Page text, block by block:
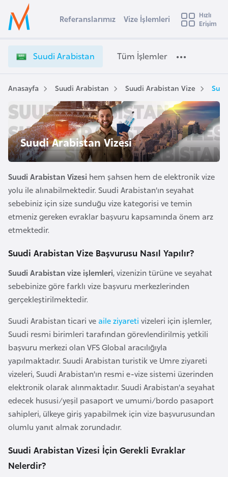
Ülke Seçimi
Başvuru yapmak istediğiniz ülkeyi seçin
Üye
Girişi
u
d
i
A
a
b
i
s
t
a
n
V
i
z
ş
l
e
m
l
e
r
i
e
t
i
ş
i
Referanslarımız Vize İşlemleri
Hızlı
Erişim
Suudi Arabistan Tüm İşlemler
Anasayfa Suudi Arabistan Suudi Arabistan Vize
Suudi Arabistan Vizesi
Suudi Arabistan Vizesi hem şahsen hem de elektronik vize
yolu ile alınabilmektedir. Suudi Arabistan’ın seyahat
sebebiniz için size sunduğu vize kategorisi ve temin
etmeniz gereken evraklar başvuru kapsamında önem arz
etmektedir.
Suudi Arabistan Vize Başvurusu Nasıl Yapılır?
Suudi Arabistan vize işlemleri, vizenizin türüne ve seyahat
sebebinize göre farklı vize başvuru merkezlerinden
gerçekleştirilmektedir.
Suudi Arabistan ticari ve aile ziyareti vizeleri için işlemler,
Suudi resmi birimleri tarafından görevlendirilmiş yetkili
başvuru merkezi olan VFS Global aracılığıyla
yapılmaktadır. Suudi Arabistan turistik ve Umre ziyareti
vizeleri, Suudi Arabistan’ın resmi e-vize sistemi üzerinden
elektronik olarak alınmaktadır. Suudi Arabistan’a seyahat
edecek hususi/yeşil pasaport ve umumi/bordo pasaport
sahipleri, ülkeye giriş yapabilmek için vize başvurusundan
olumlu yanıt almak zorundadır.
Suudi Arabistan Vizesi İçin Gerekli Evraklar
Nelerdir?
s
t
r
a
A
v
u
t
u
r
y
a
z
e
r
c
a
n
B
a
r
e